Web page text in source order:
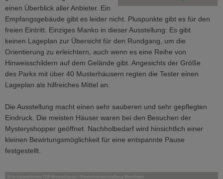
einen Überblick aller Anbieter. Ein
Empfangsgebäude gibt es leider nicht. Pluspunkte gibt es für den
freien Eintritt. Einziges Manko in dieser Ausstellung: Es gibt
keinen Lageplan zur Übersicht für den Rundgang, um die
Orientierung zu erleichtern, auch wenn es eine Reihe von
Hinweisschildern auf dem Gelände gibt. Angesichts der Größe
des Parks mit über 40 Musterhäusern regten die Tester einen
Lageplan als hilfreiches Mittel an.
Die Ausstellung macht einen sehr sauberen und sehr gepflegten
Eindruck. Die meisten Häuser waren bei den Besuchen der
Mysteryshopper geöffnet. Nachholbedarf wird hinsichtlich einer
kleinen Bewirtungsmöglichkeit für eine entspannte Pause
festgestellt.
34 Ausgezeichnete TOP Musterhäuser - Musterhausausstellung Mannheim